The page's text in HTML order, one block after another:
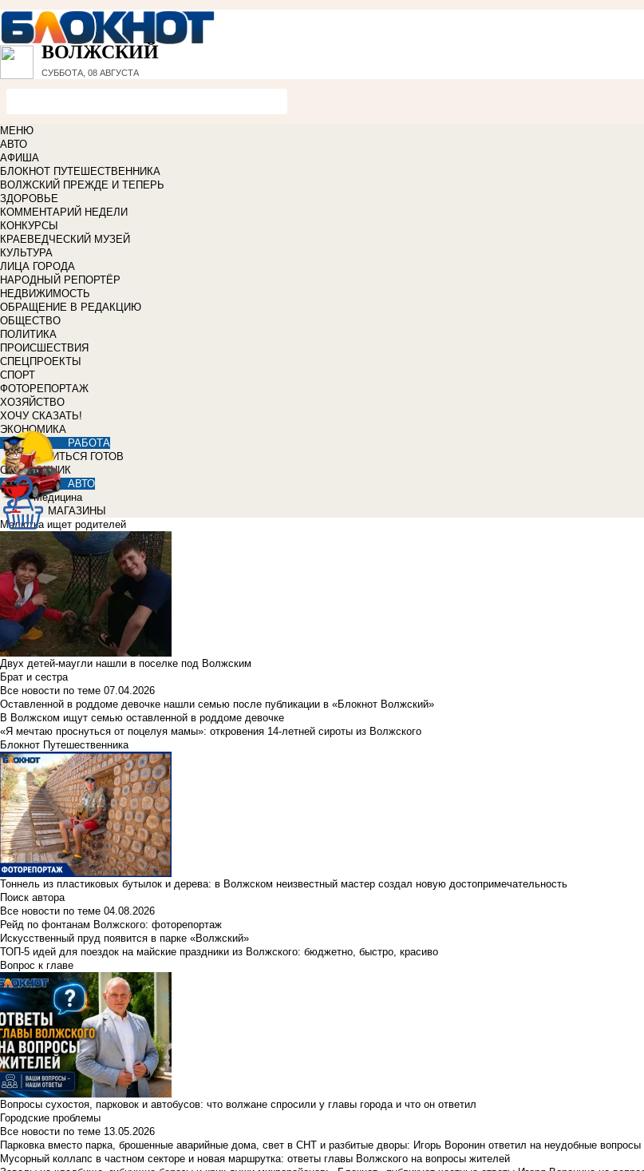
ВОЛЖСКИЙ
СУББОТА, 08 АВГУСТА
МЕНЮ
АВТО
АФИША
БЛОКНОТ ПУТЕШЕСТВЕННИКА
ВОЛЖСКИЙ ПРЕЖДЕ И ТЕПЕРЬ
ЗДОРОВЬЕ
КОММЕНТАРИЙ НЕДЕЛИ
КОНКУРСЫ
КРАЕВЕДЧЕСКИЙ МУЗЕЙ
КУЛЬТУРА
ЛИЦА ГОРОДА
НАРОДНЫЙ РЕПОРТЁР
НЕДВИЖИМОСТЬ
ОБРАЩЕНИЕ В РЕДАКЦИЮ
ОБЩЕСТВО
ПОЛИТИКА
ПРОИСШЕСТВИЯ
СПЕЦПРОЕКТЫ
СПОРТ
ФОТОРЕПОРТАЖ
ХОЗЯЙСТВО
ХОЧУ СКАЗАТЬ!
ЭКОНОМИКА
РАБОТА
УЧИТЬСЯ ГОТОВ
СПРАВОЧНИК
АВТО
Медицина
МАГАЗИНЫ
Малютка ищет родителей
Двух детей-маугли нашли в поселке под Волжским
Брат и сестра
Все новости по теме 07.04.2026
Оставленной в роддоме девочке нашли семью после публикации в «Блокнот Волжский»
В Волжском ищут семью оставленной в роддоме девочке
«Я мечтаю проснуться от поцелуя мамы»: откровения 14-летней сироты из Волжского
Блокнот Путешественника
Тоннель из пластиковых бутылок и дерева: в Волжском неизвестный мастер создал новую достопримечательность
Поиск автора
Все новости по теме 04.08.2026
Рейд по фонтанам Волжского: фоторепортаж
Искусственный пруд появится в парке «Волжский»
ТОП-5 идей для поездок на майские праздники из Волжского: бюджетно, быстро, красиво
Вопрос к главе
Вопросы сухостоя, парковок и автобусов: что волжане спросили у главы города и что он ответил
Городские проблемы
Все новости по теме 13.05.2026
Парковка вместо парка, брошенные аварийные дома, свет в СНТ и разбитые дворы: Игорь Воронин ответил на неудобные
Мусорный коллапс в частном секторе и новая маршрутка: ответы главы Волжского на вопросы жителей